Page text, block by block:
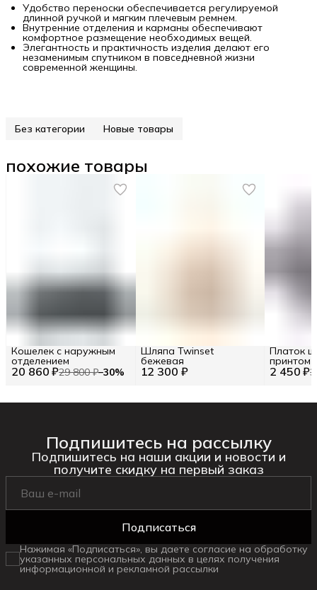
Удобство переноски обеспечивается регулируемой
длинной ручкой и мягким плечевым ремнем.
Внутренние отделения и карманы обеспечивают
комфортное размещение необходимых вещей.
Элегантность и практичность изделия делают его
незаменимым спутником в повседневной жизни
современной женщины.
Без категории Новые товары
похожие товары
20 860 ₽29 800 ₽−30%
Кошелек с наружным
отделением
12 300 ₽
Шляпа Twinset
бежевая
2 450 ₽
Платок
принтом
белый
Подпишитесь на рассылку
Подпишитесь на наши акции и новости и
получите скидку на первый заказ
Подписаться
Нажимая «Подписаться», вы даете согласие на обработку
указанных персональных данных в целях получения
информационной и рекламной рассылки